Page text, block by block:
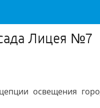
Лицея №7
освещения